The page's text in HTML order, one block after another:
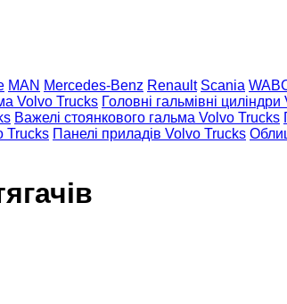
MAN Mercedes-Benz Renault Scania
Volvo Trucks Головні гальмівні
Важелі стоянкового гальма Volvo Trucks
Trucks Панелі приладів Volvo Trucks